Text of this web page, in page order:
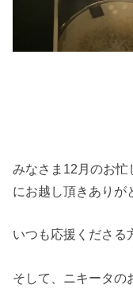
みなさま12月のお
にお越し頂きありが
いつも応援くださる
そして、ニキータの